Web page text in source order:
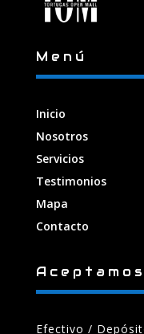
Menú
Inicio
Nosotros
Servicios
Testimonios
Mapa
Contacto
Aceptamos
Efectivo /